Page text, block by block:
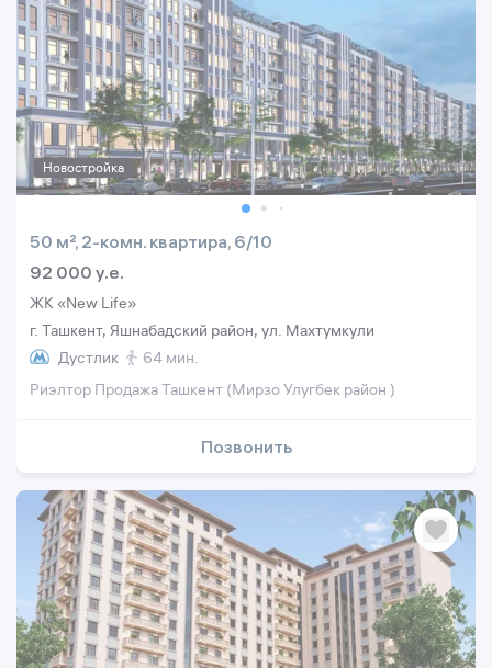
Новостройка
50 м², 2-комн. квартира, 6/10
92 000 y.e.
ЖК «New Life»
г. Ташкент, Яшнабадский район, ул. Махтумкули
Дустлик
64 мин.
Риэлтор Продажа Ташкент (Мирзо Улугбек район )
Позвонить